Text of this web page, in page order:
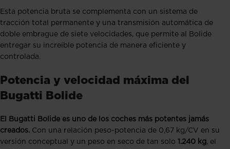
Esta potencia bruta se complementa con un sistema de
tracción total permanente y una transmisión automática de
doble embrague de siete velocidades, que permite al Bolide
entregar su increíble potencia de manera eficiente y
controlada.
Potencia y velocidad máxima del
Bugatti Bolide
El Bugatti Bolide es uno de los coches más potentes jamás
creados. Con una relación peso-potencia de 0,67 kg/CV en su
versión conceptual y un peso en seco de tan solo 1.240 kg, el